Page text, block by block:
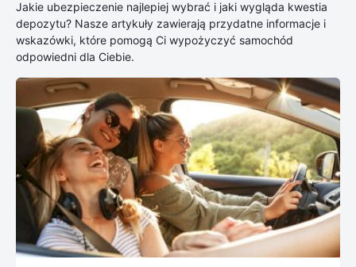
Jakie ubezpieczenie najlepiej wybrać i jaki wygląda kwestia
depozytu? Nasze artykuły zawierają przydatne informacje i
wskazówki, które pomogą Ci wypożyczyć samochód
odpowiedni dla Ciebie.